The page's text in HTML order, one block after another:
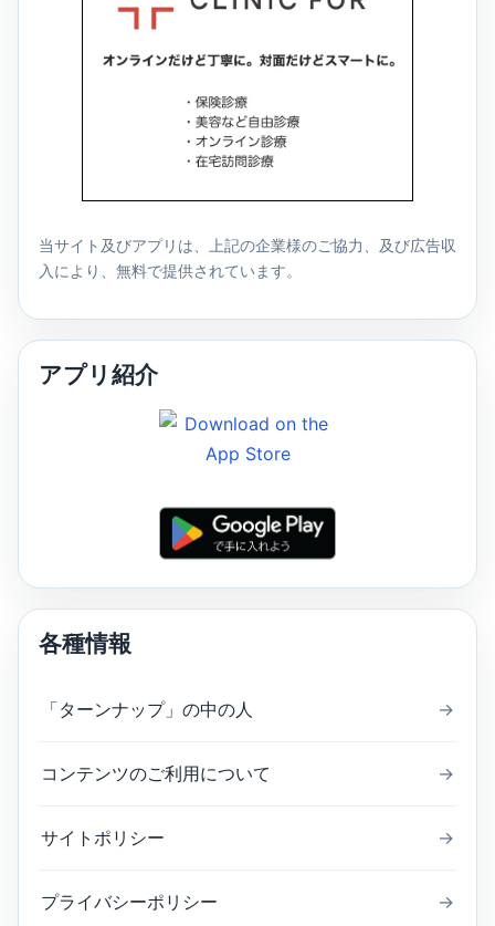
当サイト及びアプリは、上記の企業様のご協力、及び広告収
入により、無料で提供されています。
アプリ紹介
各種情報
「ターンナップ」の中の人 →
コンテンツのご利用について →
サイトポリシー →
プライバシーポリシー →